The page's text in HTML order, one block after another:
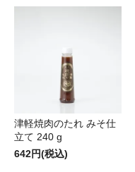
津軽焼肉のたれ みそ仕
立て 240 g
642円(税込)